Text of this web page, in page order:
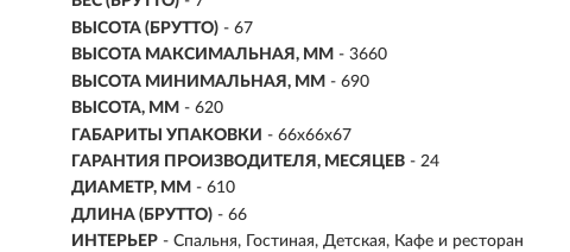
ВЫСОТА (БРУТТО) - 67
ВЫСОТА МАКСИМАЛЬНАЯ, ММ - 3660
ВЫСОТА МИНИМАЛЬНАЯ, ММ - 690
ВЫСОТА, ММ - 620
ГАБАРИТЫ УПАКОВКИ - 66x66x67
ГАРАНТИЯ ПРОИЗВОДИТЕЛЯ, МЕСЯЦЕВ - 24
ДИАМЕТР, ММ - 610
ДЛИНА (БРУТТО) - 66
ИНТЕРЬЕР - Спальня, Гостиная, Детская, Кафе и ресторан